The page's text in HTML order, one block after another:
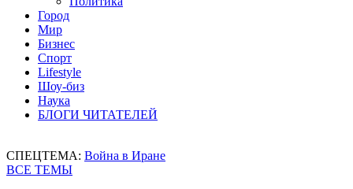
Город
Мир
Бизнес
Спорт
Lifestyle
Шоу-биз
Наука
БЛОГИ ЧИТАТЕЛЕЙ
СПЕЦТЕМА: Война в Иране
ВСЕ ТЕМЫ